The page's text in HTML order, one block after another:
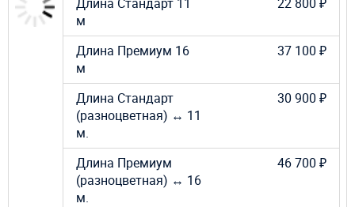
м
Длина Премиум 16
м
37 100 ₽
Длина Стандарт
(разноцветная) ↔ 11
м.
30 900 ₽
Длина Премиум
(разноцветная) ↔ 16
м.
46 700 ₽